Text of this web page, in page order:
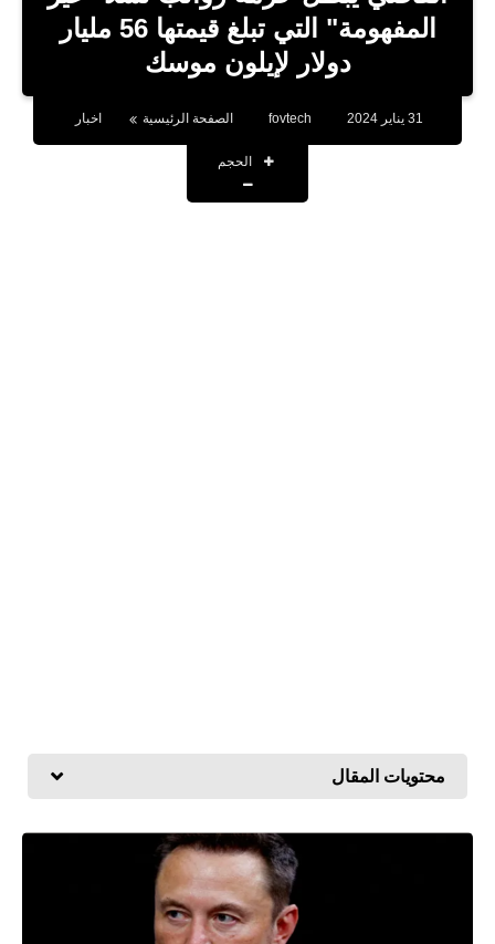
بلوجر
اخبار
برامج كمبيوتر
المفهومة" التي تبلغ قيمتها 56 مليار
دولار لإيلون موسك
fovtech الصفحة الرئيسية اخبار
الحجم
محتويات المقال